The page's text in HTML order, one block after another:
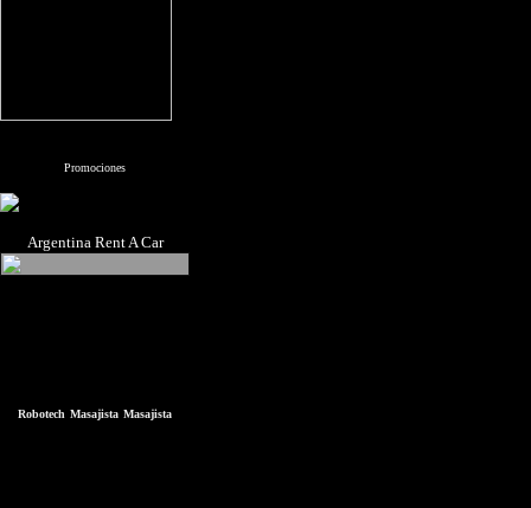
Promociones
Argentina Rent A Car
Robotech Masajista Masajista